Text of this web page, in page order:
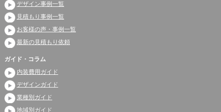
デザイン事例一覧
見積もり事例一覧
お客様の声・事例一覧
最新の見積もり依頼
ガイド・コラム
内装費用ガイド
デザインガイド
業種別ガイド
地域別ガイド